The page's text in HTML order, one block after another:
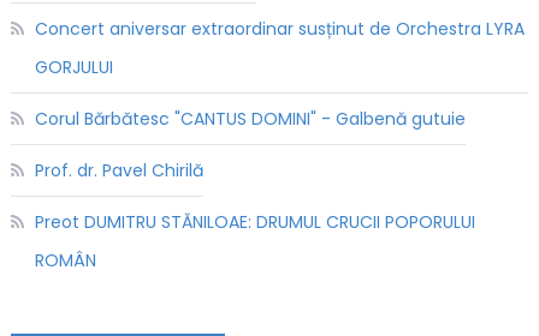
Concert aniversar extraordinar susținut de Orchestra LYRA
GORJULUI
Corul Bărbătesc "CANTUS DOMINI" - Galbenă gutuie
Prof. dr. Pavel Chirilă
Preot DUMITRU STĂNILOAE: DRUMUL CRUCII POPORULUI
ROMÂN